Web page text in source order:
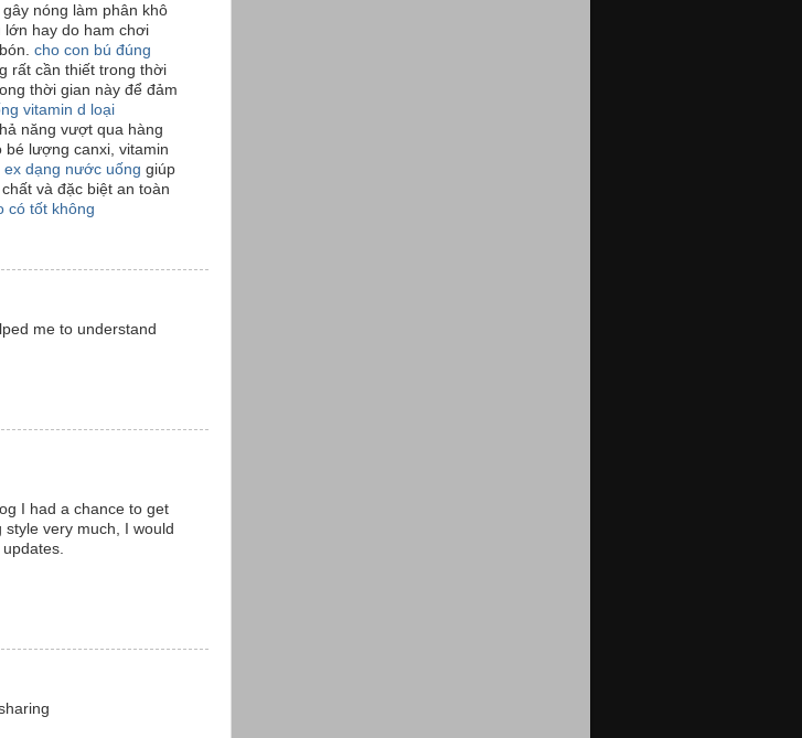
nóng làm phân khô
lớn hay do ham chơi
cho con bú đúng
rất cần thiết trong thời
thời gian này để đảm
vitamin d loại
năng vượt qua hàng
bé lượng canxi, vitamin
ex dạng nước uống giúp
và đặc biệt an toàn
có tốt không
me to understand
I had a chance to get
very much, I would